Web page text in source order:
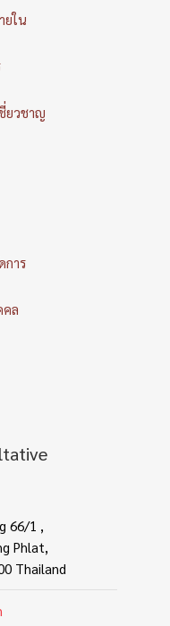
ยใน
ยวชาญ
การ
ล
66/1 ,
Phlat,
Thailand